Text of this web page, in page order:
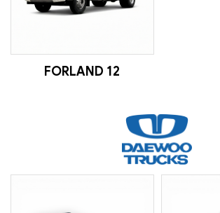
FORLAND 12